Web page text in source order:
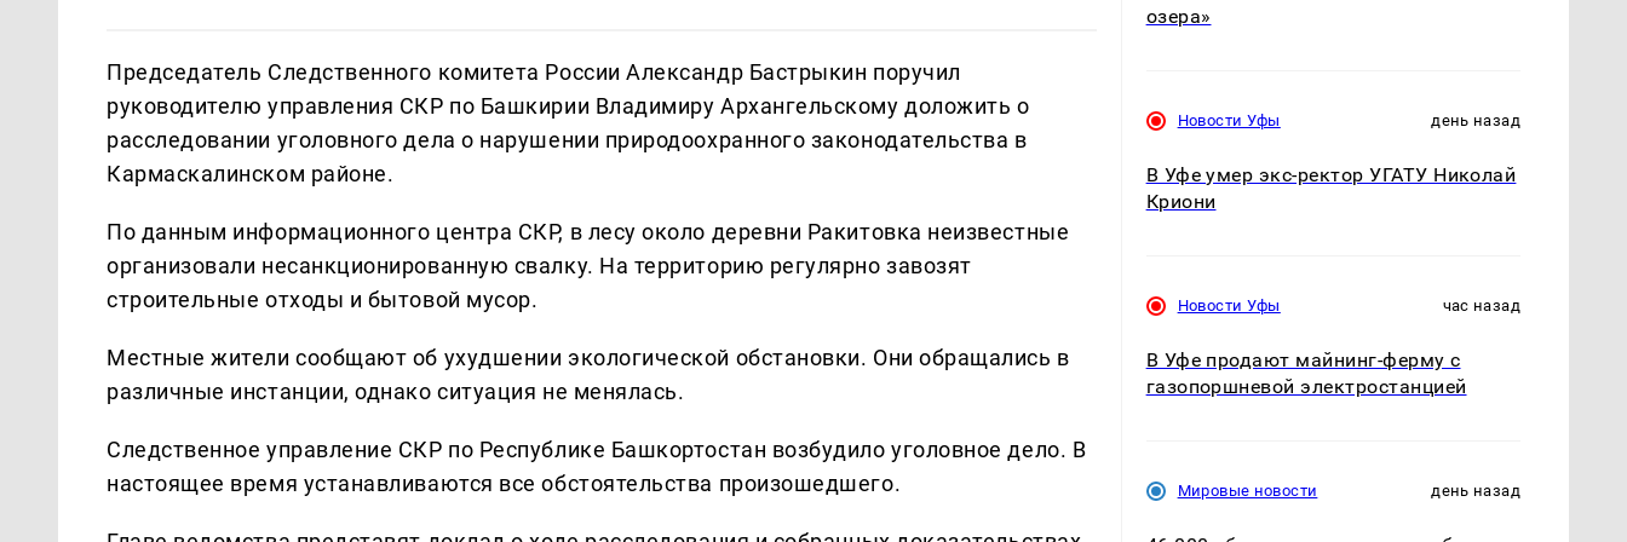
Председатель Следственного комитета России Александр Бастрыкин поручил
руководителю управления СКР по Башкирии Владимиру Архангельскому доложить о
расследовании уголовного дела о нарушении природоохранного законодательства в
Кармаскалинском районе.
По данным информационного центра СКР, в лесу около деревни Ракитовка неизвестные
организовали несанкционированную свалку. На территорию регулярно завозят
строительные отходы и бытовой мусор.
Местные жители сообщают об ухудшении экологической обстановки. Они обращались в
различные инстанции, однако ситуация не менялась.
Следственное управление СКР по Республике Башкортостан возбудило уголовное дело. В
настоящее время устанавливаются все обстоятельства произошедшего.
озера»
Новости Уфы день назад
В Уфе умер экс-ректор УГАТУ Николай
Криони
Новости Уфы час назад
В Уфе продают майнинг-ферму с
газопоршневой электростанцией
Мировые новости день назад